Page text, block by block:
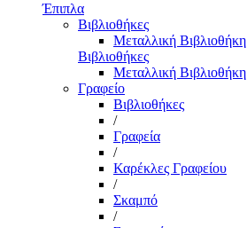
Έπιπλα
Βιβλιοθήκες
Μεταλλική Βιβλιοθήκη
Βιβλιοθήκες
Μεταλλική Βιβλιοθήκη
Γραφείο
Βιβλιοθήκες
/
Γραφεία
/
Καρέκλες Γραφείου
/
Σκαμπό
/